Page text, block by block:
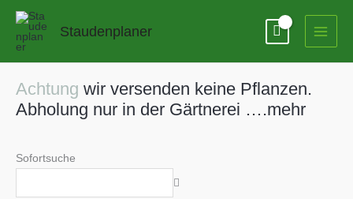
Zum
springen
Staudenplaner
Achtung wir versenden keine Pflanzen.
Abholung nur in der Gärtnerei ….mehr
Sofortsuche